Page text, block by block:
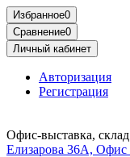
Избранное0
Сравнение0
Личный кабинет
Авторизация
Регистрация
Офис-выставка,
Елизарова 36А, Офис